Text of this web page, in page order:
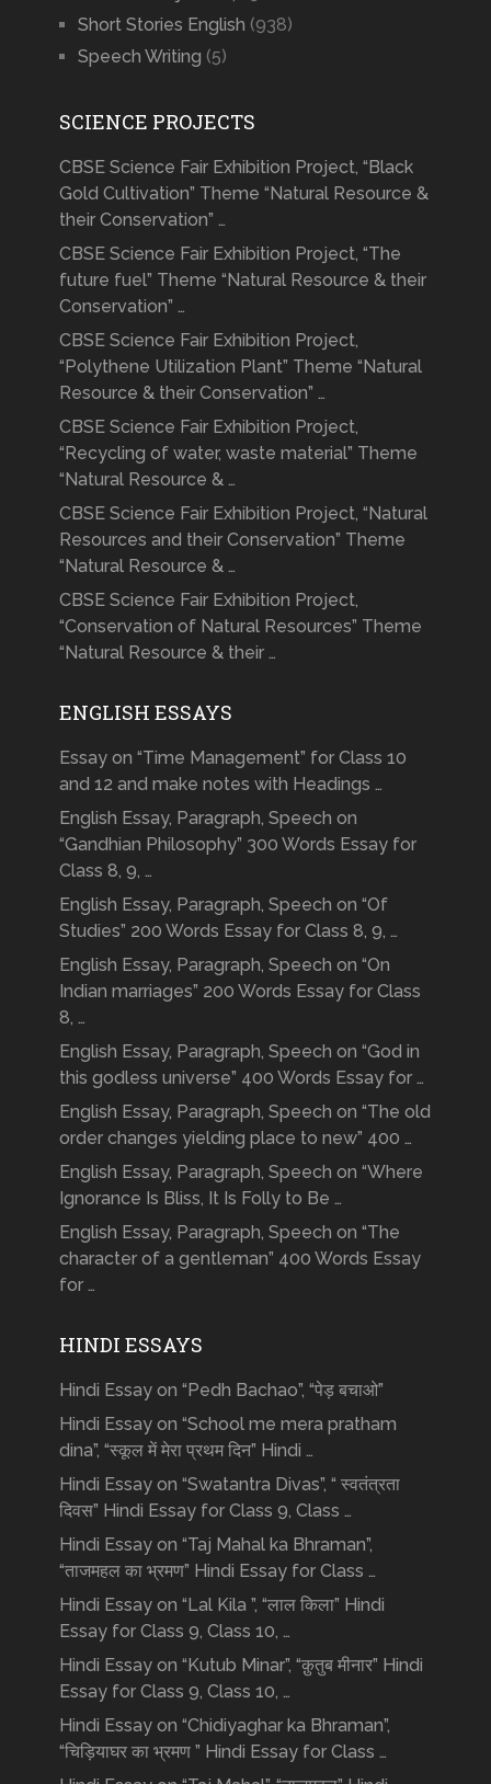
Short Stories English (938)
Speech Writing (5)
SCIENCE PROJECTS
CBSE Science Fair Exhibition Project, “Black
Gold Cultivation” Theme “Natural Resource &
their Conservation” …
CBSE Science Fair Exhibition Project, “The
future fuel” Theme “Natural Resource & their
Conservation” …
CBSE Science Fair Exhibition Project,
“Polythene Utilization Plant” Theme “Natural
Resource & their Conservation” …
CBSE Science Fair Exhibition Project,
“Recycling of water, waste material” Theme
“Natural Resource & …
CBSE Science Fair Exhibition Project, “Natural
Resources and their Conservation” Theme
“Natural Resource & …
CBSE Science Fair Exhibition Project,
“Conservation of Natural Resources” Theme
“Natural Resource & their …
ENGLISH ESSAYS
Essay on “Time Management” for Class 10
and 12 and make notes with Headings …
English Essay, Paragraph, Speech on
“Gandhian Philosophy” 300 Words Essay for
Class 8, 9, …
English Essay, Paragraph, Speech on “Of
Studies” 200 Words Essay for Class 8, 9, …
English Essay, Paragraph, Speech on “On
Indian marriages” 200 Words Essay for Class
8, …
English Essay, Paragraph, Speech on “God in
this godless universe” 400 Words Essay for …
English Essay, Paragraph, Speech on “The old
order changes yielding place to new” 400 …
English Essay, Paragraph, Speech on “Where
Ignorance Is Bliss, It Is Folly to Be …
English Essay, Paragraph, Speech on “The
character of a gentleman” 400 Words Essay
for …
HINDI ESSAYS
Hindi Essay on “Pedh Bachao”, “पेड़ बचाओ”
Hindi Essay on “School me mera pratham
dina”, “स्कूल में मेरा प्रथम दिन” Hindi …
Hindi Essay on “Swatantra Divas”, “ स्वतंत्रता
दिवस” Hindi Essay for Class 9, Class …
Hindi Essay on “Taj Mahal ka Bhraman”,
“ताजमहल का भ्रमण” Hindi Essay for Class …
Hindi Essay on “Lal Kila ”, “लाल किला” Hindi
Essay for Class 9, Class 10, …
Hindi Essay on “Kutub Minar”, “क़ुतुब मीनार” Hindi
Essay for Class 9, Class 10, …
Hindi Essay on “Chidiyaghar ka Bhraman”,
“चिड़ियाघर का भ्रमण ” Hindi Essay for Class …